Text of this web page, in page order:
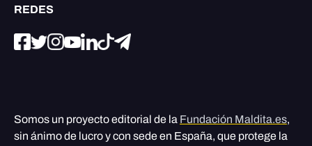
REDES
Somos un proyecto editorial de la Fundación Maldita.es,
sin ánimo de lucro y con sede en España, que protege la